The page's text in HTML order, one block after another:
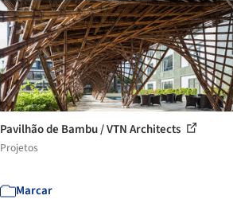
Pavilhão de Bambu / VTN Architects
Projetos
Marcar